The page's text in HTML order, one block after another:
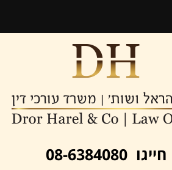
חייגו 08-6384080